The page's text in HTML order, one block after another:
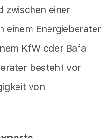
zwischen einer
einem Energieberater
KfW oder Bafa
besteht vor
von